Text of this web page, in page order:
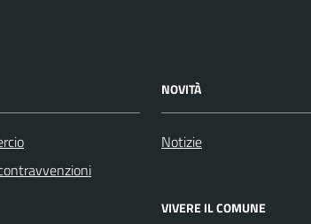
NOVITÀ
Notizie
VIVERE IL COMUNE